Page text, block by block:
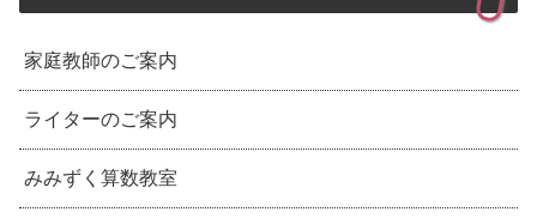
家庭教師のご案内
ライターのご案内
みみずく算数教室